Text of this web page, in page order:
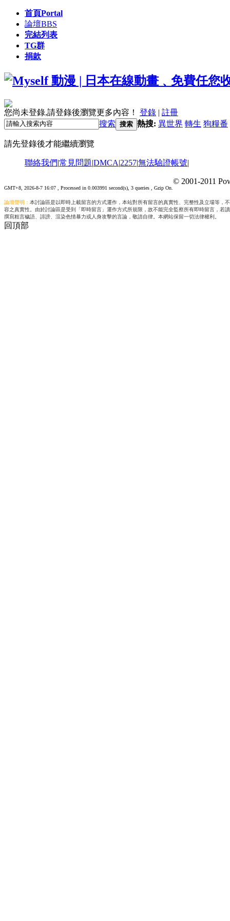
首頁Portal
論壇BBS
完結列表
TG群
捐款
您尚未登錄,請登錄後瀏覽更多內容！ 登錄 | 註冊
搜索 搜索 熱搜: 異世界 轉生 狗糧番
請先登錄後才能繼續瀏覽
聯絡我們|常見問題|DMCA|2257|無法驗證帳號|
GMT+8, 2026-8-7 16:07 , Processed in 0.003991 second(s), 3 queries , Gzip On.
© 2001-2011
論壇聲明： 本討論區是以即時上載留言的方式運作，本站對所有留言的真實性、完整性及立場等
容之真實性。由於討論區是受到「即時留言」運作方式所規限，故不能完全監察所有即時留言，
撰寫粗言穢語、誹謗、渲染色情暴力或人身攻擊的言論，敬請自律。本網站保留一切法律權利。
回頂部